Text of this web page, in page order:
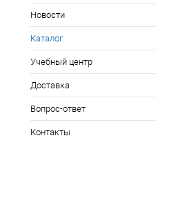
Новости
Каталог
Учебный центр
Доставка
Вопрос-ответ
Контакты